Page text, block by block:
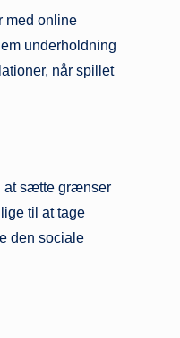
med online
underholdning
når spillet
at sætte grænser
til at tage
den sociale